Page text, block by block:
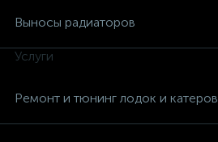
Выносы радиаторов
Услуги
Ремонт и тюнинг лодок и катеров